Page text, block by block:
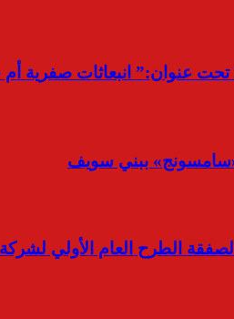
الطرح العام الأولي